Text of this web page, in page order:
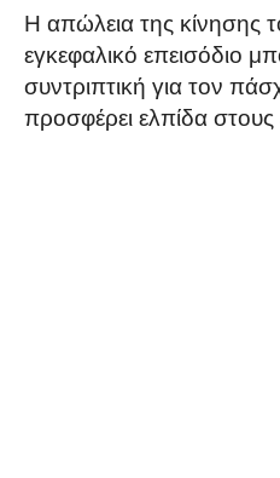
Η απώλεια της κίνησης
εγκεφαλικό επεισόδιο
συντριπτική για τον
προσφέρει ελπίδα στους